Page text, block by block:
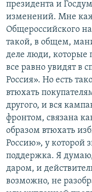
президента и
изменений. Мне
Общероссийского
такой, в общем,
деле люди, которые
все равно увидят в
Россия». Но есть
втюхать
другого, и вся
фронтом, связана
образом втюхать
Россию», у которой
поддержка. Я
даром, и
возможно, не